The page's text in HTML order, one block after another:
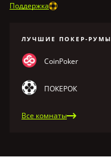
Поддержка
ЛУЧШИЕ ПОКЕР-РУМЫ
CoinPoker
ПОКЕРОК
Все комнаты